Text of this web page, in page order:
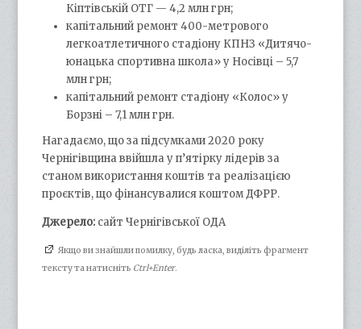
Кіптівській ОТГ — 4,2 млн грн;
капітальний ремонт 400-метрового
легкоатлетичного стадіону КПНЗ «Дитячо-
юнацька спортивна школа» у Носівці – 5,7
млн грн;
капітальний ремонт стадіону «Колос» у
Борзні – 7,1 млн грн.
Нагадаємо, що за підсумками 2020 року
Чернігівщина ввійшла у п’ятірку лідерів за
станом використання коштів та реалізацією
проєктів, що фінансувалися коштом ДФРР.
Джерело: сайт Чернігівської ОДА
Якщо ви знайшли помилку, будь ласка, виділіть фрагмент
тексту та натисніть Ctrl+Enter.